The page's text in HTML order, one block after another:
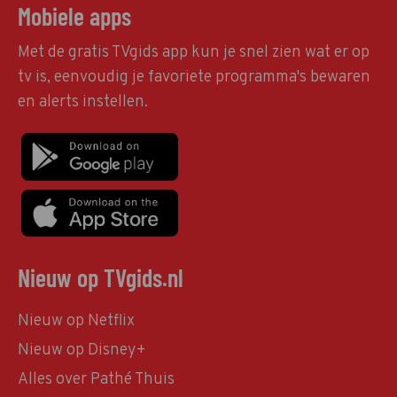
Mobiele apps
Met de gratis TVgids app kun je snel zien wat er op
tv is, eenvoudig je favoriete programma's bewaren
en alerts instellen.
Nieuw op TVgids.nl
Nieuw op Netflix
Nieuw op Disney+
Alles over Pathé Thuis